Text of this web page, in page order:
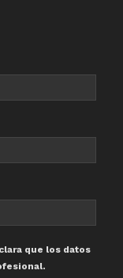
que los datos